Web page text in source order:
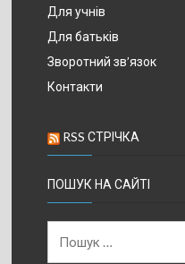
Для учнів
Для батьків
Зворотний зв’язок
Контакти
RSS СТРІЧКА
ПОШУК НА САЙТІ